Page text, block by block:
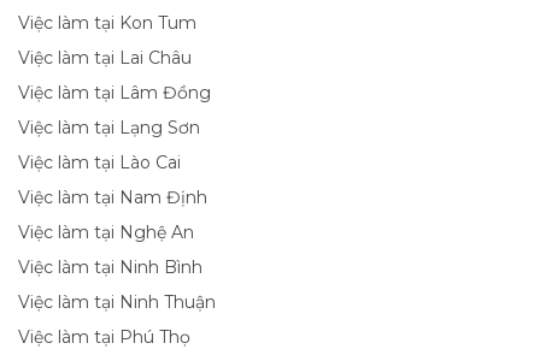
Việc làm tại Kon Tum
Việc làm tại Lai Châu
Việc làm tại Lâm Đồng
Việc làm tại Lạng Sơn
Việc làm tại Lào Cai
Việc làm tại Nam Định
Việc làm tại Nghệ An
Việc làm tại Ninh Bình
Việc làm tại Ninh Thuận
Việc làm tại Phú Thọ